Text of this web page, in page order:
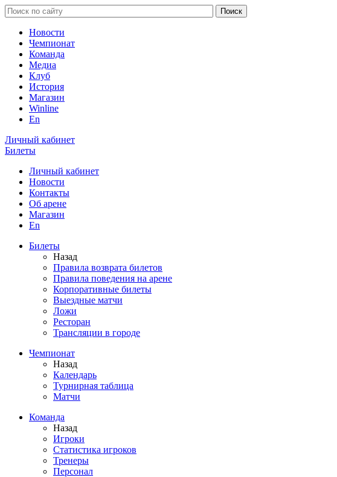
Новости
Чемпионат
Команда
Медиа
Клуб
История
Магазин
Winline
En
Личный кабинет
Билеты
Личный кабинет
Новости
Контакты
Об арене
Магазин
En
Билеты
Назад
Правила возврата билетов
Правила поведения на арене
Корпоративные билеты
Выездные матчи
Ложи
Ресторан
Трансляции в городе
Чемпионат
Назад
Календарь
Турнирная таблица
Матчи
Команда
Назад
Игроки
Статистика игроков
Тренеры
Персонал